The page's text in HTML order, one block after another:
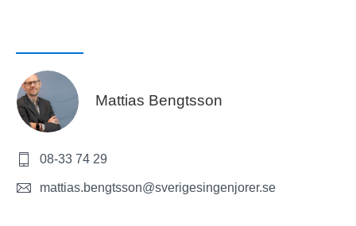
Mattias Bengtsson
08-33 74 29
mattias.bengtsson@sverigesingenjorer.se